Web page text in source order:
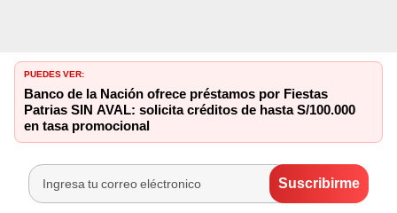
PUEDES VER:
Banco de la Nación ofrece préstamos por Fiestas
Patrias SIN AVAL: solicita créditos de hasta S/100.000
en tasa promocional